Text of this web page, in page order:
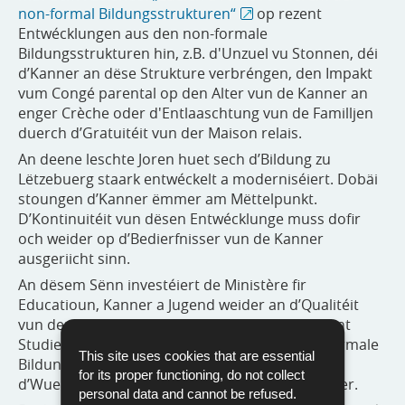
This site uses cookies that are essential
for its proper functioning, do not collect
personal data and cannot be refused.
non-formal Bildungsstrukturen“
op rezent
Entwécklungen aus den non-formale
Bildungsstrukturen hin, z.B. d'Unzuel vu Stonnen, déi
d’Kanner an dëse Strukture verbréngen, den Impakt
vum Congé parental op den Alter vun de Kanner an
enger Crèche oder d'Entlaaschtung vun de Familljen
duerch d’Gratuitéit vun der Maison relais.
An deene leschte Joren huet sech d’Bildung zu
Lëtzebuerg staark entwéckelt a moderniséiert. Dobäi
stoungen d’Kanner ëmmer am Mëttelpunkt.
D’Kontinuitéit vun dësen Entwécklunge muss dofir
och weider op d’Bedierfnisser vun de Kanner
ausgeriicht sinn.
An dësem Sënn investéiert de Ministère fir
Educatioun, Kanner a Jugend weider an d’Qualitéit
vun den non-formale Bildungsstrukturen. Rezent
Studie beleeën, dass d’Qualitéit vun den non-formale
Bildungsstrukturen ausschlaggebend ass fir
d’Wuelbefannen an d’Entwécklung vun de Kanner.